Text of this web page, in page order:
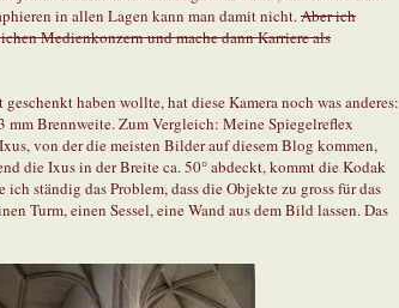
in allen Lagen kann man damit nicht. Aber ich
Medienkonzern und mache dann Karriere als
haben wollte, hat diese Kamera noch was anderes:
Brennweite. Zum Vergleich: Meine Spiegelreflex
von der die meisten Bilder auf diesem Blog kommen,
die Ixus in der Breite ca. 50° abdeckt, kommt die Kodak
ständig das Problem, dass die Objekte zu gross für das
Turm, einen Sessel, eine Wand aus dem Bild lassen. Das